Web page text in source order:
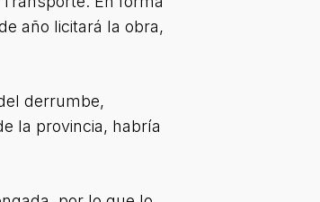
año licitará la obra,
derrumbe,
la provincia, habría